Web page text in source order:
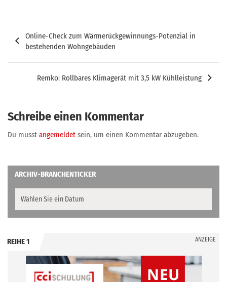
Beitragsnavigation
Online-Check zum Wärmerückgewinnungs-Potenzial in
bestehenden Wohngebäuden
Remko: Rollbares Klimagerät mit 3,5 kW Kühlleistung
Schreibe einen Kommentar
Du musst angemeldet sein, um einen Kommentar abzugeben.
ARCHIV-BRANCHENTICKER
REIHE 1 ANZEIGE